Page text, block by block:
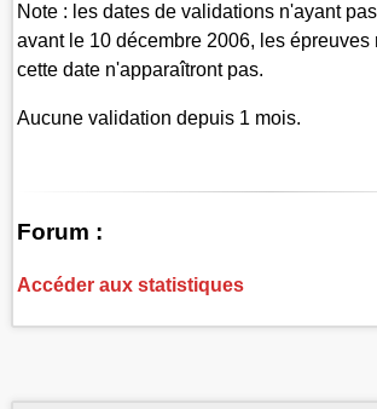
Note : les dates de validations n'ayant
avant le 10 décembre 2006, les épreuves
cette date n'apparaîtront pas.
Aucune validation depuis 1 mois.
Forum :
Accéder aux statistiques